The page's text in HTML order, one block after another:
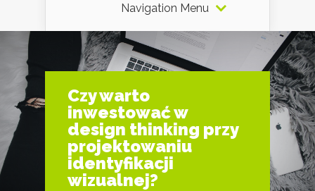
Navigation Menu
Czy warto
inwestować w
design thinking przy
projektowaniu
identyfikacji
wizualnej?